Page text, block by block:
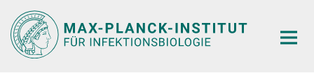
Hauptinhalt